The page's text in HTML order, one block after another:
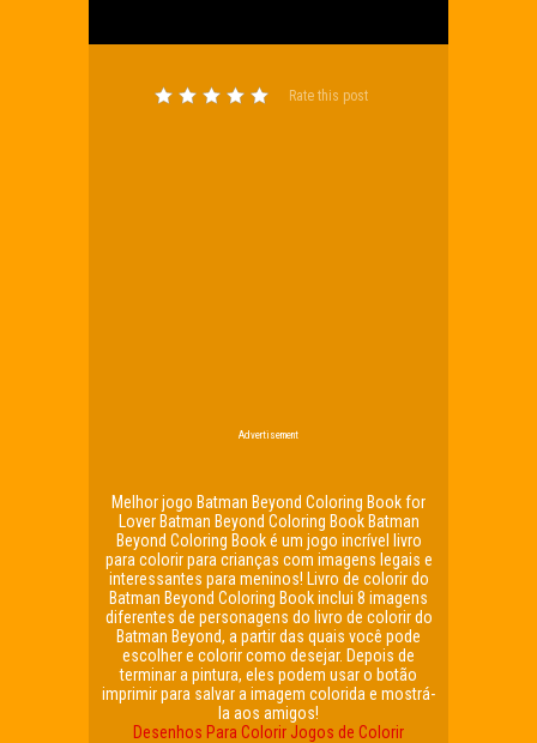
Rate this post
Advertisement
Melhor jogo Batman Beyond Coloring Book for
Lover Batman Beyond Coloring Book Batman
Beyond Coloring Book é um jogo incrível livro
para colorir para crianças com imagens legais e
interessantes para meninos! Livro de colorir do
Batman Beyond Coloring Book inclui 8 imagens
diferentes de personagens do livro de colorir do
Batman Beyond, a partir das quais você pode
escolher e colorir como desejar. Depois de
terminar a pintura, eles podem usar o botão
imprimir para salvar a imagem colorida e mostrá-
la aos amigos!
Desenhos Para Colorir Jogos de Colorir